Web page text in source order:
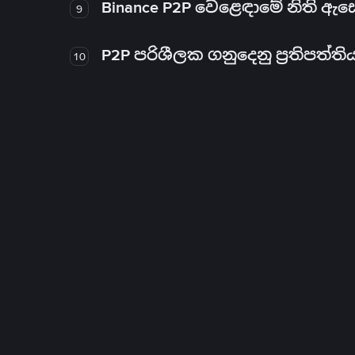
9 Binance P2P වෙළෙඳාමේ නිති
10 P2P පරිශීලක ගනුදෙනු